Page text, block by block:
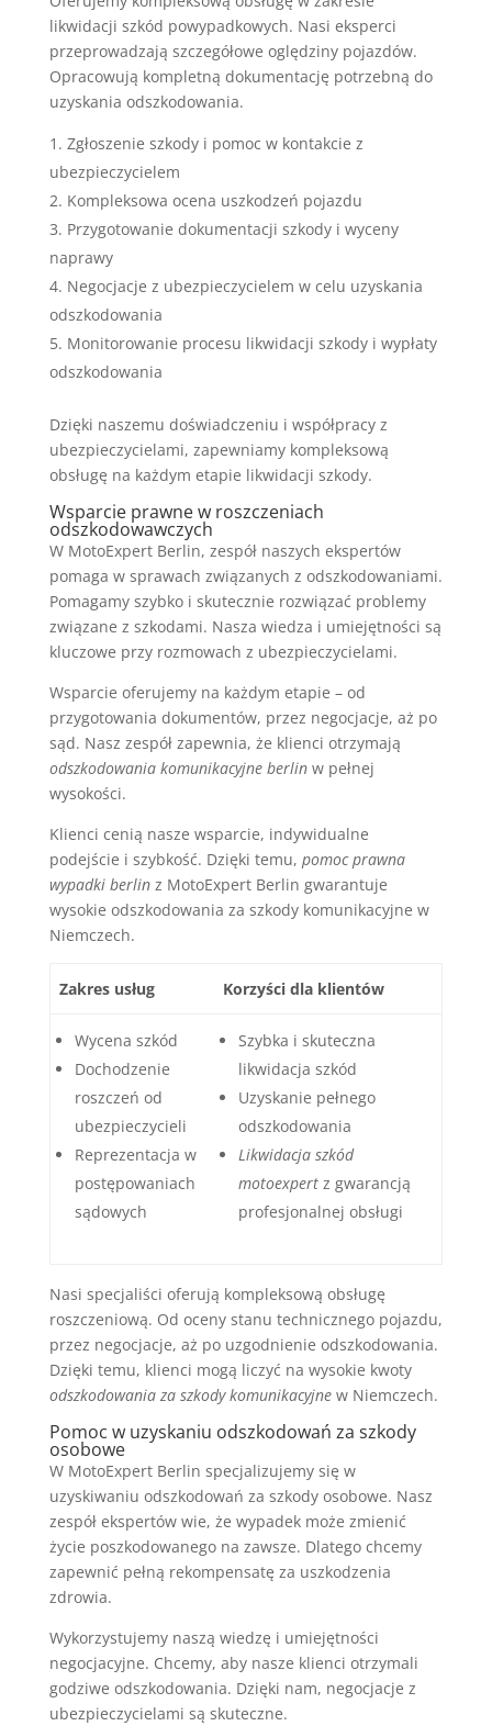
likwidacji szkód powypadkowych. Nasi eksperci
przeprowadzają szczegółowe oględziny pojazdów.
Opracowują kompletną dokumentację potrzebną do
uzyskania odszkodowania.
Zgłoszenie szkody i pomoc w kontakcie z
ubezpieczycielem
Kompleksowa ocena uszkodzeń pojazdu
Przygotowanie dokumentacji szkody i wyceny
naprawy
Negocjacje z ubezpieczycielem w celu uzyskania
odszkodowania
Monitorowanie procesu likwidacji szkody i wypłaty
odszkodowania
Dzięki naszemu doświadczeniu i współpracy z
ubezpieczycielami, zapewniamy kompleksową
obsługę na każdym etapie likwidacji szkody.
Wsparcie prawne w roszczeniach
odszkodowawczych
W MotoExpert Berlin, zespół naszych ekspertów
pomaga w sprawach związanych z odszkodowaniami.
Pomagamy szybko i skutecznie rozwiązać problemy
związane z szkodami. Nasza wiedza i umiejętności są
kluczowe przy rozmowach z ubezpieczycielami.
Wsparcie oferujemy na każdym etapie – od
przygotowania dokumentów, przez negocjacje, aż po
sąd. Nasz zespół zapewnia, że klienci otrzymają
odszkodowania komunikacyjne berlinw pełnej
wysokości.
Klienci cenią nasze wsparcie, indywidualne
podejście i szybkość. Dzięki temu, pomoc prawna
wypadki berlinz MotoExpert Berlin gwarantuje
wysokie odszkodowania za szkody komunikacyjne w
Niemczech.
Zakres usług Korzyści dla klientów
Wycena szkód
Dochodzenie
roszczeń od
ubezpieczycieli
Reprezentacja w
postępowaniach
sądowych
Szybka i skuteczna
likwidacja szkód
Uzyskanie pełnego
odszkodowania
Likwidacja szkód
motoexpert z gwarancją
profesjonalnej obsługi
Nasi specjaliści oferują kompleksową obsługę
roszczeniową. Od oceny stanu technicznego pojazdu,
przez negocjacje, aż po uzgodnienie odszkodowania.
Dzięki temu, klienci mogą liczyć na wysokie kwoty
odszkodowania za szkody komunikacyjnew Niemczech.
Pomoc w uzyskaniu odszkodowań za szkody
osobowe
W MotoExpert Berlin specjalizujemy się w
uzyskiwaniu odszkodowań za szkody osobowe. Nasz
zespół ekspertów wie, że wypadek może zmienić
życie poszkodowanego na zawsze. Dlatego chcemy
zapewnić pełną rekompensatę za uszkodzenia
zdrowia.
Wykorzystujemy naszą wiedzę i umiejętności
negocjacyjne. Chcemy, aby nasze klienci otrzymali
godziwe odszkodowania. Dzięki nam, negocjacje z
ubezpieczycielami są skuteczne.